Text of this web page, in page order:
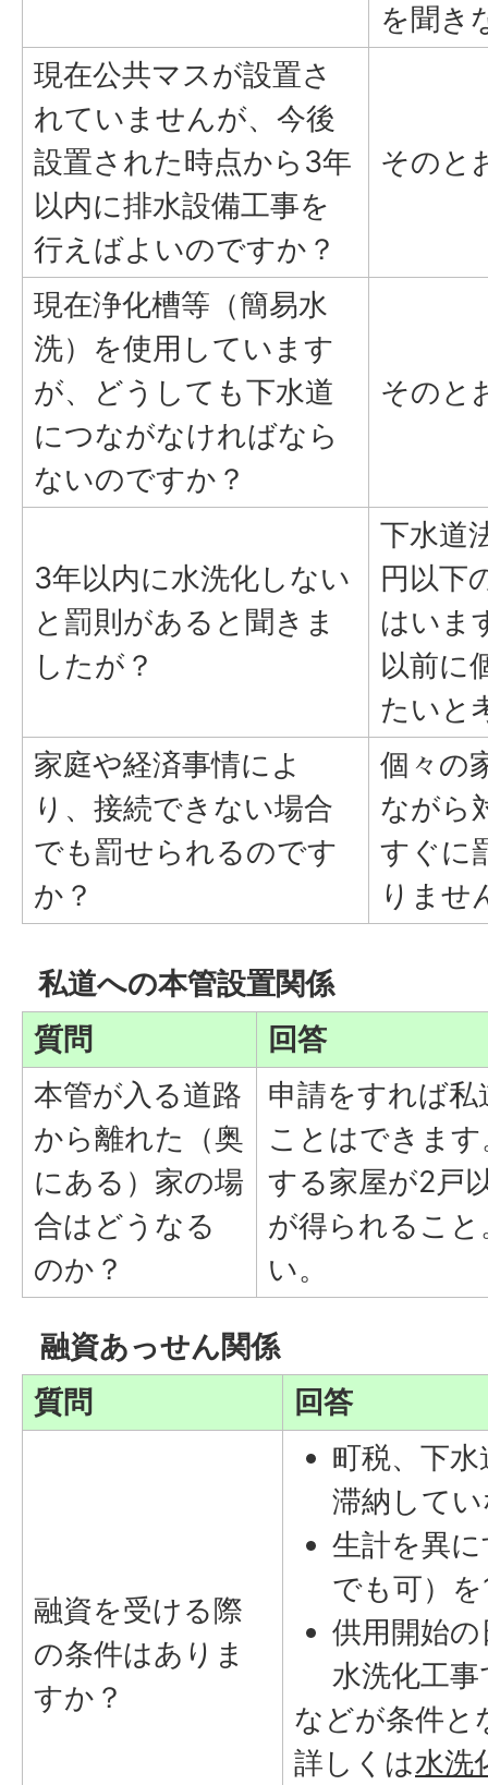
を聞き
現在公共マスが設置さ
れていませんが、今後
設置された時点から3年
以内に排水設備工事を
行えばよいのですか？
そのと
現在浄化槽等（簡易水
洗）を使用しています
が、どうしても下水道
につながなければなら
ないのですか？
そのと
3年以内に水洗化しない
と罰則があると聞きま
したが？
下水道
円以下
はいま
以前に
たいと
家庭や経済事情によ
り、接続できない場合
でも罰せられるのです
か？
個々の
ながら
すぐに
りませ
私道への本管設置関係
質問
回答
本管が入る道路
から離れた（奥
にある）家の場
合はどうなる
のか？
申請をすれば
ことはできま
する家屋が2戸
が得られるこ
い。
融資あっせん関係
質問
回答
融資を受ける際
の条件はありま
すか？
町税、下
滞納して
生計を異
でも可）
供用開始
水洗化工
などが条件と
詳しくは水洗